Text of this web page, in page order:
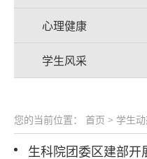
心理健康
学生风采
您的当前位置： 首页 > 学生
生科院团委区建部开